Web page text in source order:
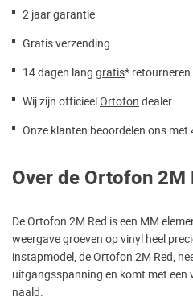
2 jaar garantie
Gratis verzending.
14 dagen lang gratis* retourneren.
Wij zijn officieelOrtofon dealer.
Onze klanten beoordelen ons met
Over de Ortofon 2M
De Ortofon 2M Red is een MM
weergave groeven op vinyl heel
instapmodel, de Ortofon 2M Red,
uitgangsspanning en komt met
naald.